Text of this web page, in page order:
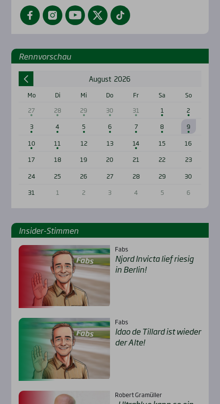
FacebookInstagramYouTubeTwitterTikTok
Renn­vor­schau
August 2026
Mo Di Mi Do Fr Sa
So
27
28 29 30 31 1
2
3
4 5 6 7 8
9
10
11 12 13 14 15
16
17
18 19 20 21 22
23
24
25 26 27 28 29
30
31
1 2 3 4 5 6
Insi­der-Stim­men
Fabs
Njord Invic­ta lief rie­sig
in Ber­lin!
Fabs
Idao de Til­lard ist wie­der
der Alte!
Robert Gramüller